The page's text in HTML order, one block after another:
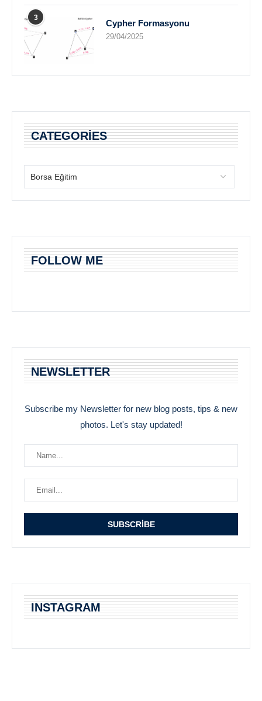
3
Cypher Formasyonu
29/04/2025
CATEGORIES
FOLLOW ME
NEWSLETTER
Subscribe my Newsletter for new blog posts, tips & new
photos. Let's stay updated!
INSTAGRAM